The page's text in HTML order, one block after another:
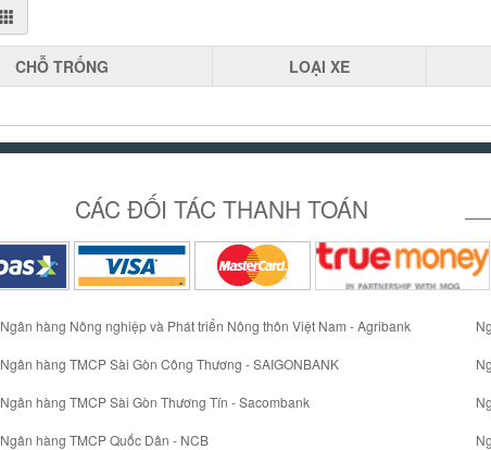
CHỖ TRỐNG LOẠI XE
CÁC ĐỐI TÁC THANH TOÁN
Ngân hàng Nông nghiệp và Phát triển Nông thôn Việt Nam - Agribank
Ngân hàng TMCP Sài Gòn Công Thương - SAIGONBANK
Ngân hàng TMCP Sài Gòn Thương Tín - Sacombank
Ngân hàng TMCP Quốc Dân - NCB